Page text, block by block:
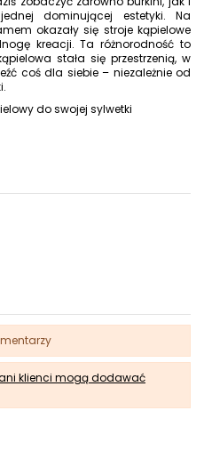
dominującej estetyki. Na
okazały się stroje kąpielowe
kreacji. Ta różnorodność to
stała się przestrzenią, w
coś dla siebie – niezależnie od
do swojej sylwetki
klienci mogą dodawać